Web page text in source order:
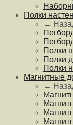
Полки
←
Полки
Полки
Полки
Магнитные
←